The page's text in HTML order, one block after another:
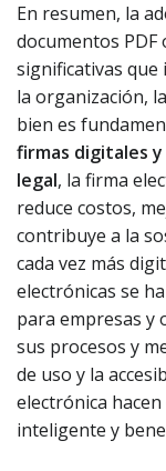
En resumen, la
documentos PDF
significativas que
la organización,
bien es
firmas digitales
legal, la firma
reduce costos,
contribuye a la
cada vez más
electrónicas se
para empresas y
sus procesos y
de uso y la
electrónica
inteligente y